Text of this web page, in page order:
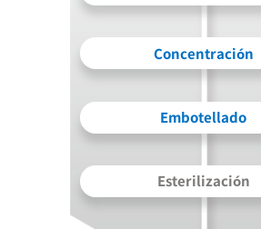
Concentración
Embotellado
Esterilización